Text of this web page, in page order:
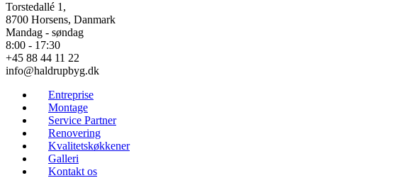
Torstedallé 1,
8700 Horsens, Danmark
Mandag - søndag
8:00 - 17:30
+45 88 44 11 22
info@haldrupbyg.dk
Entreprise
Montage
Service Partner
Renovering
Kvalitetskøkkener
Galleri
Kontakt os